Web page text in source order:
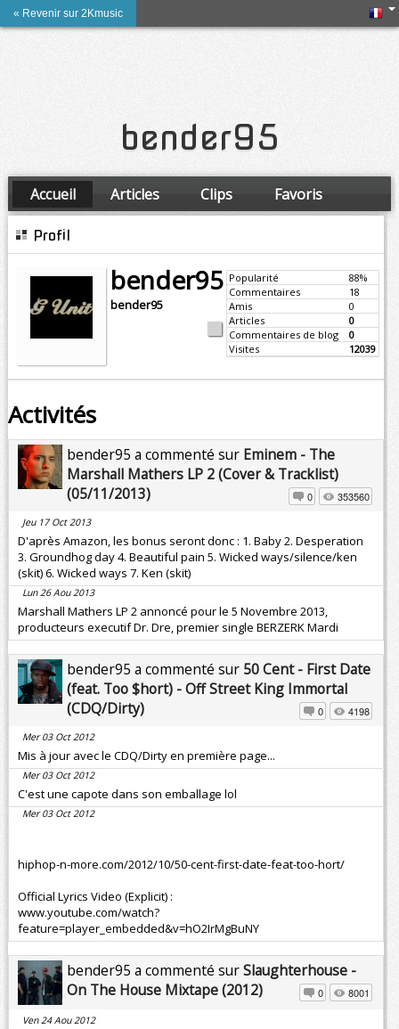
« Revenir sur 2Kmusic
bender95
Accueil Articles Clips
Favoris
Amis
Profil
bender95 Popularité
88%
Commentaires
18
Amis
0
Articles
0
Commentaires de blog
0
Visites
12039
bender95
Activités
bender95 a commenté sur Eminem - The
Marshall Mathers LP 2 (Cover & Tracklist)
(05/11/2013)
0 353560
Jeu 17 Oct 2013
D'après Amazon, les bonus seront donc : 1. Baby 2. Desperation
3. Groundhog day 4. Beautiful pain 5. Wicked ways/silence/ken
(skit) 6. Wicked ways 7. Ken (skit)
Lun 26 Aou 2013
Marshall Mathers LP 2 annoncé pour le 5 Novembre 2013,
producteurs executif Dr. Dre, premier single BERZERK Mardi
bender95 a commenté sur 50 Cent - First Date
(feat. Too $hort) - Off Street King Immortal
(CDQ/Dirty)
0 4198
Mer 03 Oct 2012
Mis à jour avec le CDQ/Dirty en première page...
Mer 03 Oct 2012
C'est une capote dans son emballage lol
Mer 03 Oct 2012
hiphop-n-more.com/2012/10/50-cent-first-date-feat-too-hort/
Official Lyrics Video (Explicit) :
www.youtube.com/watch?
feature=player_embedded&v=hO2IrMgBuNY
bender95 a commenté surSlaughterhouse -
On The House Mixtape (2012)
0 8001
Ven 24 Aou 2012